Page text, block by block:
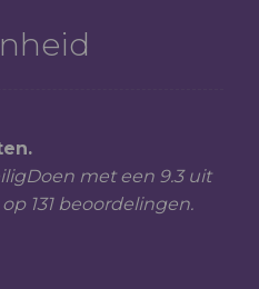
met een 9.3 uit
131 beoordelingen.